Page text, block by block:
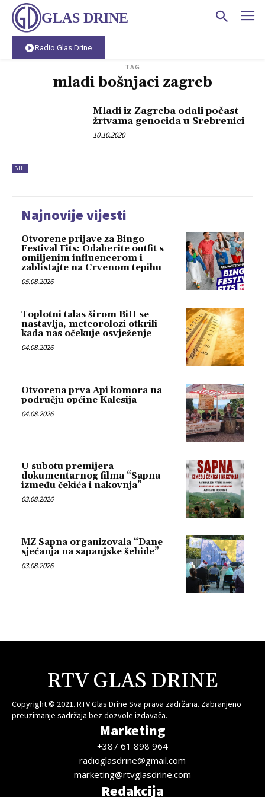
GLAS DRINE
Radio Glas Drine
TAG
mladi bošnjaci zagreb
BIH
Mladi iz Zagreba odali počast
žrtvama genocida u Srebrenici
10.10.2020
Najnovije vijesti
Otvorene prijave za Bingo
Festival Fits: Odaberite outfit s
omiljenim influencerom i
zablistajte na Crvenom tepihu
05.08.2026
Toplotni talas širom BiH se
nastavlja, meteorolozi otkrili
kada nas očekuje osvježenje
04.08.2026
Otvorena prva Api komora na
području općine Kalesija
04.08.2026
U subotu premijera
dokumentarnog filma “Sapna
između čekića i nakovnja”
03.08.2026
MZ Sapna organizovala “Dane
sjećanja na sapanjske šehide”
03.08.2026
RTV GLAS DRINE
Copyright © 2021. RTV Glas Drine Sva prava zadržana. Zabranjeno
preuzimanje sadržaja bez dozvole izdavača.
Marketing
+387 61 898 964
radioglasdrine@gmail.com
marketing@rtvglasdrine.com
Redakcija